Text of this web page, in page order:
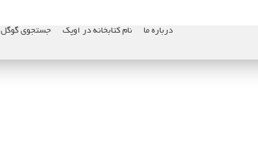
درباره ما نام کتابخانه در اوپک جستجوی گوگل